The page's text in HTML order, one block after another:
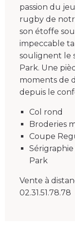
passion du
rugby de
son étoffe
impeccable
soulignent le
Park. Une
moments de
depuis le
Col rond
Broderies
Coupe
Park
Vente à
02.31.51.78.78